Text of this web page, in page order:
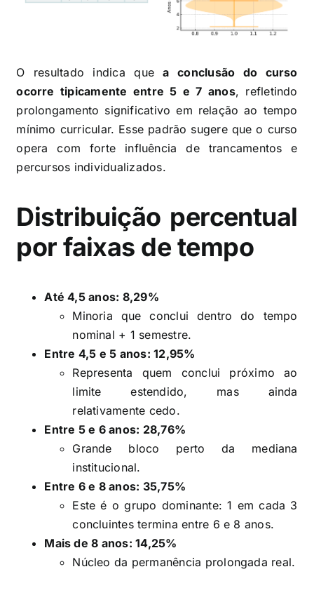
O resultado indica quea conclusão do curso
ocorre tipicamente entre 5 e 7 anos, refletindo
prolongamento significativo em relação ao tempo
mínimo curricular. Esse padrão sugere que o curso
opera com forte influência de trancamentos e
percursos individualizados.
Distribuição percentual
por faixas de tempo
Até 4,5 anos: 8,29%
Minoria que conclui dentro do tempo
nominal + 1 semestre.
Entre 4,5 e 5 anos: 12,95%
Representa quem conclui próximo ao
limite estendido, mas ainda
relativamente cedo.
Entre 5 e 6 anos: 28,76%
Grande bloco perto da mediana
institucional.
Entre 6 e 8 anos: 35,75%
Este é o grupo dominante: 1 em cada 3
concluintes termina entre 6 e 8 anos.
Mais de 8 anos: 14,25%
Núcleo da permanência prolongada real.